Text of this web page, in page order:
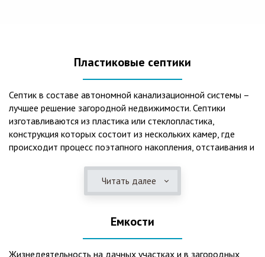
Пластиковые септики
Септик в составе автономной канализационной системы –
лучшее решение загородной недвижимости. Септики
изготавливаются из пластика или стеклопластика,
конструкция которых состоит из нескольких камер, где
происходит процесс поэтапного накопления, отстаивания и
длительный срок службы, так как не подвержены коррозии.
2. Обладают высокой прочностью – способны
состоянии. 3. Могут эксплуатироваться в любом регионе
России при любых низких температурах. 4. Полностью
герметичны, что дает гарантию по полной безопасности
Читать далее
Емкости
Жизнедеятельность на дачных участках и в загородных